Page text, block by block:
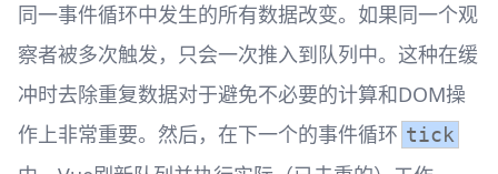
同一事件循环中发生的所有数据改变。如果同一个观
察者被多次触发，只会一次推入到队列中。这种在缓
冲时去除重复数据对于避免不必要的计算和DOM操
作上非常重要。然后，在下一个的事件循环 tick